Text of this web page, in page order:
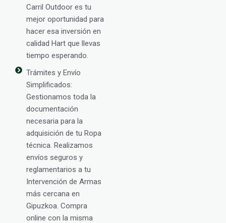
Carril Outdoor es tu
mejor oportunidad para
hacer esa inversión en
calidad Hart que llevas
tiempo esperando.
Trámites y Envío
Simplificados:
Gestionamos toda la
documentación
necesaria para la
adquisición de tu Ropa
técnica. Realizamos
envíos seguros y
reglamentarios a tu
Intervención de Armas
más cercana en
Gipuzkoa. Compra
online con la misma